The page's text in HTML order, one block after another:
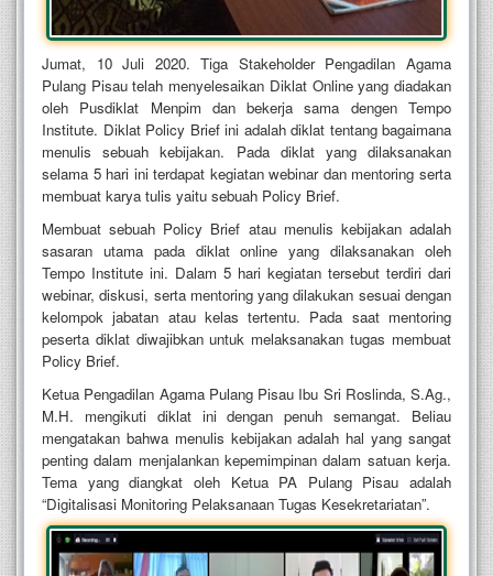
Jumat, 10 Juli 2020. Tiga Stakeholder Pengadilan Agama
Pulang Pisau telah menyelesaikan Diklat Online yang diadakan
oleh Pusdiklat Menpim dan bekerja sama dengen Tempo
Institute. Diklat Policy Brief ini adalah diklat tentang bagaimana
menulis sebuah kebijakan. Pada diklat yang dilaksanakan
selama 5 hari ini terdapat kegiatan webinar dan mentoring serta
membuat karya tulis yaitu sebuah Policy Brief.
Membuat sebuah Policy Brief atau menulis kebijakan adalah
sasaran utama pada diklat online yang dilaksanakan oleh
Tempo Institute ini. Dalam 5 hari kegiatan tersebut terdiri dari
webinar, diskusi, serta mentoring yang dilakukan sesuai dengan
kelompok jabatan atau kelas tertentu. Pada saat mentoring
peserta diklat diwajibkan untuk melaksanakan tugas membuat
Policy Brief.
Ketua Pengadilan Agama Pulang Pisau Ibu Sri Roslinda, S.Ag.,
M.H. mengikuti diklat ini dengan penuh semangat. Beliau
mengatakan bahwa menulis kebijakan adalah hal yang sangat
penting dalam menjalankan kepemimpinan dalam satuan kerja.
Tema yang diangkat oleh Ketua PA Pulang Pisau adalah
“Digitalisasi Monitoring Pelaksanaan Tugas Kesekretariatan”.